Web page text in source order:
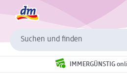
Suchen und finden
IMMERGÜNSTIG